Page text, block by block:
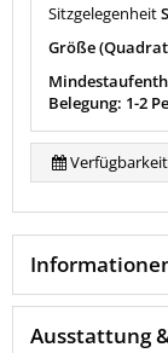
Sitzgelegenheit
Größe
Belegung: 1-2
Ausstattung